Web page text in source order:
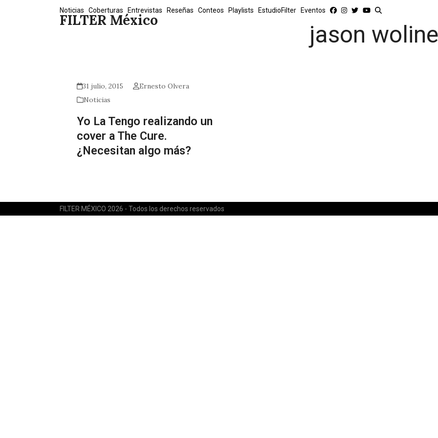
FILTER México
Noticias Coberturas Entrevistas Reseñas Conteos Playlists EstudioFilter Eventos
jason
31 julio, 2015
Ernesto Olvera
Noticias
Yo La Tengo realizando un
cover a The Cure.
¿Necesitan algo más?
FILTER MÉXICO 2026 - Todos los derechos reservados